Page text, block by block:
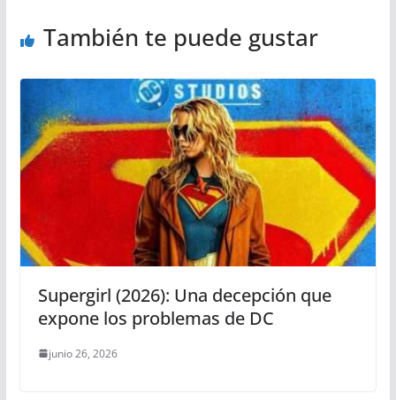
También te puede gustar
Supergirl (2026): Una decepción que
expone los problemas de DC
junio 26, 2026